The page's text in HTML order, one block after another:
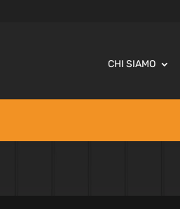
CHI SIAMO